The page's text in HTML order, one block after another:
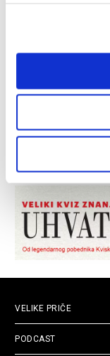
VELIKE PRIČE
PODCAST